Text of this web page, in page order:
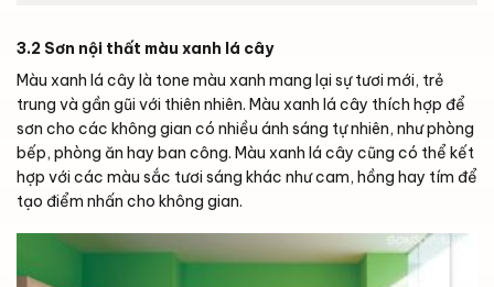
3.2 Sơn nội thất màu xanh lá cây
Màu xanh lá cây là tone màu xanh mang lại sự tươi mới, trẻ
trung và gần gũi với thiên nhiên. Màu xanh lá cây thích hợp để
sơn cho các không gian có nhiều ánh sáng tự nhiên, như phòng
bếp, phòng ăn hay ban công. Màu xanh lá cây cũng có thể kết
hợp với các màu sắc tươi sáng khác như cam, hồng hay tím để
tạo điểm nhấn cho không gian.